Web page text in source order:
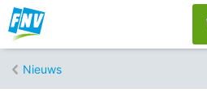
Nieuws